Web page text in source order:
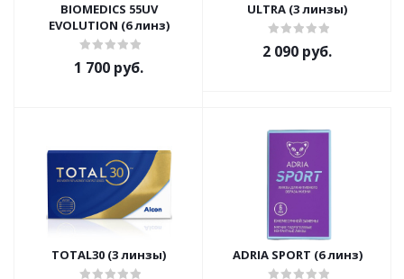
BIOMEDICS 55UV
EVOLUTION (6 линз)
1 700 руб.
ULTRA (3 линзы)
2 090 руб.
TOTAL30 (3 линзы) ADRIA SPORT (6 линз)